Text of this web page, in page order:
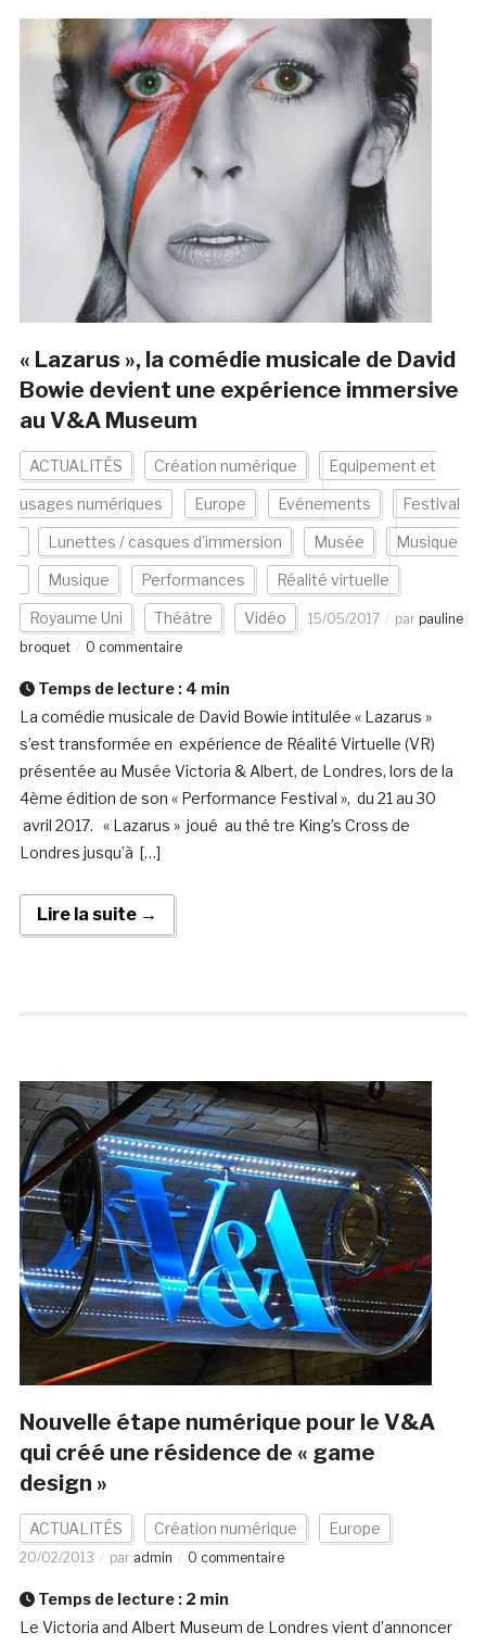
« Lazarus », la comédie musicale de David
Bowie devient une expérience immersive
au V&A Museum
ACTUALITÉS Création numérique Equipement et
usages numériques Europe Evénements Festival
Lunettes / casques d'immersion Musée Musique
Musique Performances Réalité virtuelle
Royaume Uni Théâtre Vidéo 15/05/2017 par pauline
broquet
0 commentaire
Temps de lecture : 4 min
La comédie musicale de David Bowie intitulée « Lazarus »
s’est transformée en expérience de Réalité Virtuelle (VR)
présentée au Musée Victoria & Albert, de Londres, lors de la
4ème édition de son « Performance Festival », du 21 au 30
avril 2017. « Lazarus » joué au thé tre King’s Cross de
Londres jusqu’à […]
Lire la suite →
Nouvelle étape numérique pour le V&A
qui créé une résidence de « game
design »
ACTUALITÉS Création numérique Europe
20/02/2013 par admin 0 commentaire
Temps de lecture : 2 min
Le Victoria and Albert Museum de Londres vient d’annoncer